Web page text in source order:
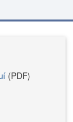
(PDF)